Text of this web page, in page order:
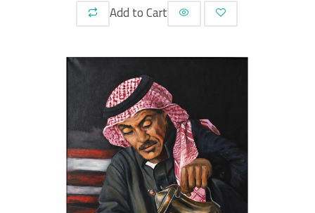
Add to Cart